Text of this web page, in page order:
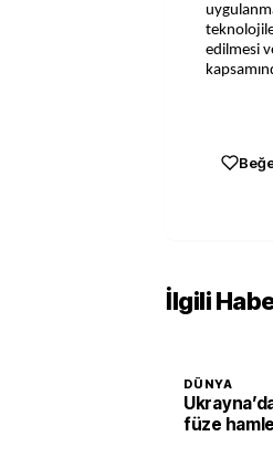
edilmesi
İlgili
DÜNYA
füze